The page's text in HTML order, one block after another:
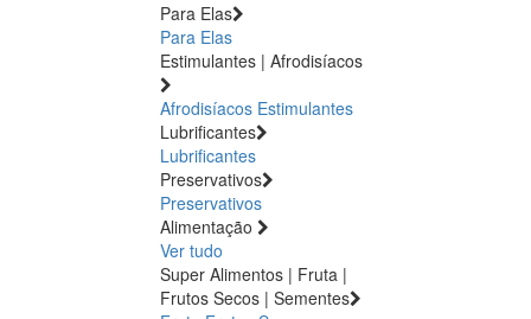
Para Elas
Para Elas
Estimulantes | Afrodisíacos
Afrodisíacos Estimulantes
Lubrificantes
Lubrificantes
Preservativos
Preservativos
Alimentação
Ver tudo
Super Alimentos | Fruta |
Frutos Secos | Sementes